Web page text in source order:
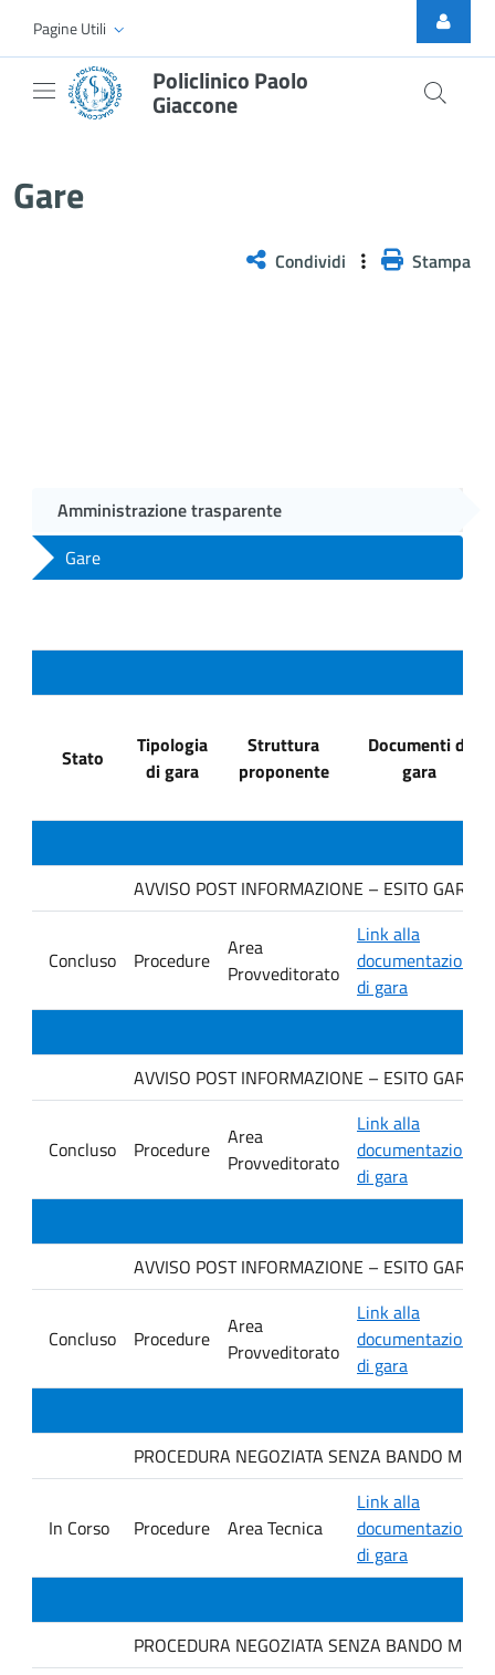
Skip to Main Content
Pagine Utili
Policlinico Paolo
Giaccone
Gare
Condividi Stampa
Amministrazione trasparente
Gare
Stato
Tipologia
di gara
Struttura
proponente
Documenti di
gara
AVVISO POST INFORMAZIONE – ESITO GARA
Concluso Procedure
Area
Provveditorato
Link alla
documentazione
di gara
AVVISO POST INFORMAZIONE – ESITO GARA
Concluso Procedure
Area
Provveditorato
Link alla
documentazione
di gara
AVVISO POST INFORMAZIONE – ESITO GARA
Concluso Procedure
Area
Provveditorato
Link alla
documentazione
di gara
PROCEDURA NEGOZIATA SENZA BANDO
In Corso Procedure Area Tecnica
Link alla
documentazione
di gara
PROCEDURA NEGOZIATA SENZA BANDO